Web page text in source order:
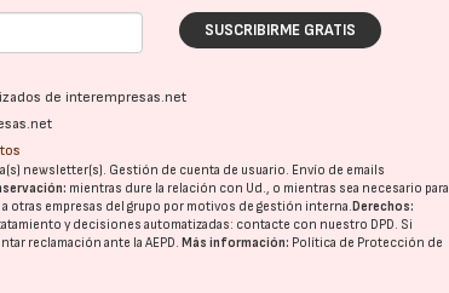
SUSCRIBIRME GRATIS
de interempresas.net
newsletter(s). Gestión de cuenta de usuario. Envío de emails
mientras dure la relación con Ud., o mientras sea necesario para
otras empresas del grupo por motivos de gestión interna. Derechos:
y decisiones automatizadas: contacte con nuestro DPD. Si
reclamación ante laAEPD. Más información: Política de Protección de